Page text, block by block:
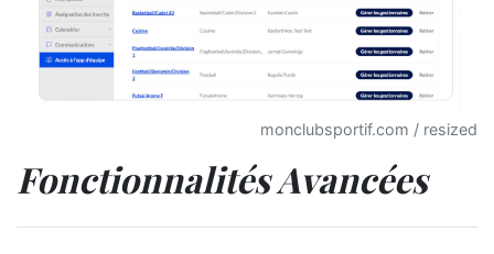
monclubsportif.com / resized
Fonctionnalités Avancées